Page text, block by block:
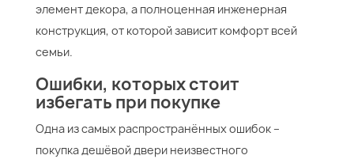
элемент декора, а полноценная инженерная
конструкция, от которой зависит комфорт всей
семьи.
Ошибки, которых стоит
избегать при покупке
Одна из самых распространённых ошибок –
покупка дешёвой двери неизвестного